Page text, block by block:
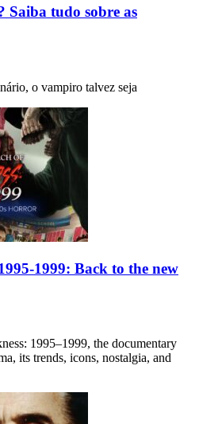
Saiba tudo sobre as
o vampiro talvez seja
1999: Back to the new
1995–1999, the documentary
its trends, icons, nostalgia, and